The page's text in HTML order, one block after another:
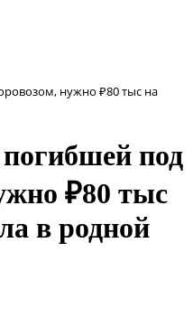
нужно ₽80 тыс на
под
₽80 тыс
в родной